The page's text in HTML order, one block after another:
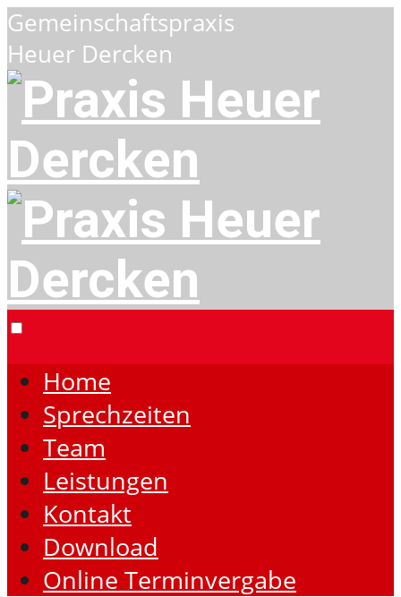
Gemeinschaftspraxis
Heuer Dercken
Home
Sprechzeiten
Team
Leistungen
Kontakt
Download
Online Terminvergabe